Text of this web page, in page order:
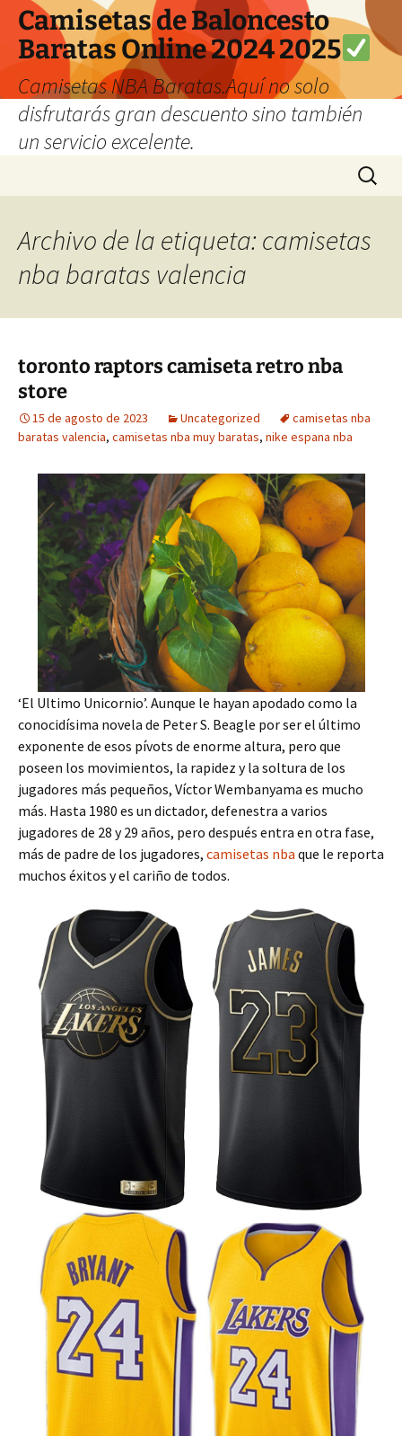
Camisetas de Baloncesto
Baratas Online 2024 2025
Camisetas NBA Baratas.Aquí no solo
disfrutarás gran descuento sino también
un servicio excelente.
Buscar:
Archivo de la etiqueta: camisetas
nba baratas valencia
toronto raptors camiseta retro nba
store
15 de agosto de 2023 Uncategorized
camisetas nba
baratas valencia, camisetas nba muy baratas, nike espana nba
‘El Ultimo Unicornio’. Aunque le hayan apodado como la
conocidísima novela de Peter S. Beagle por ser el último
exponente de esos pívots de enorme altura, pero que
poseen los movimientos, la rapidez y la soltura de los
jugadores más pequeños, Víctor Wembanyama es mucho
más. Hasta 1980 es un dictador, defenestra a varios
jugadores de 28 y 29 años, pero después entra en otra fase,
más de padre de los jugadores, camisetas nba que le reporta
muchos éxitos y el cariño de todos.